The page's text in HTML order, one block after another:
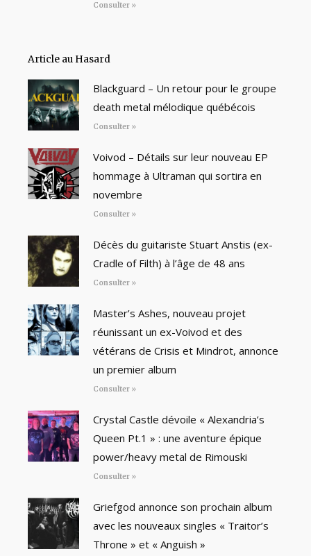
Consulter »
Article au Hasard
Blackguard – Un retour pour le groupe
death metal mélodique québécois
Consulter »
Voivod – Détails sur leur nouveau EP
hommage à Ultraman qui sortira en
novembre
Consulter »
Décès du guitariste Stuart Anstis (ex-
Cradle of Filth) à l’âge de 48 ans
Consulter »
Master’s Ashes, nouveau projet
réunissant un ex-Voivod et des
vétérans de Crisis et Mindrot, annonce
un premier album
Consulter »
Crystal Castle dévoile « Alexandria’s
Queen Pt.1 » : une aventure épique
power/heavy metal de Rimouski
Consulter »
Griefgod annonce son prochain album
avec les nouveaux singles « Traitor’s
Throne » et « Anguish »